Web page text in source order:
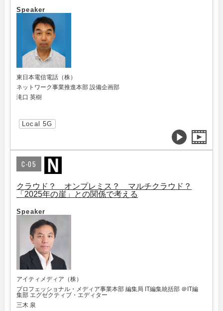
Speaker
東日本電信電話（株）
ネットワーク事業推進本部 設備企画部
滝口 英樹
Local 5G
C-05
クラウド？ オンプレミス？ マルチクラウド？
「2025年の崖」との関係で考える
Speaker
アイティメディア（株）
プロフェッショナル・メディア事業本部 編集局 IT編集統括部 ＠IT編
集部 エグゼクティブ・エディター
三木 泉